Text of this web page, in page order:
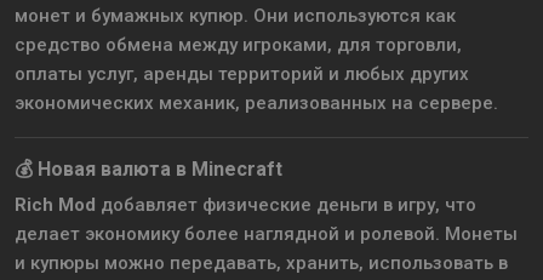
монет и бумажных купюр. Они используются как
средство обмена между игроками, для торговли,
оплаты услуг, аренды территорий и любых других
экономических механик, реализованных на сервере.
💰 Новая валюта в Minecraft
Rich Mod добавляет физические деньги в игру, что
делает экономику более наглядной и ролевой. Монеты
и купюры можно передавать, хранить, использовать в